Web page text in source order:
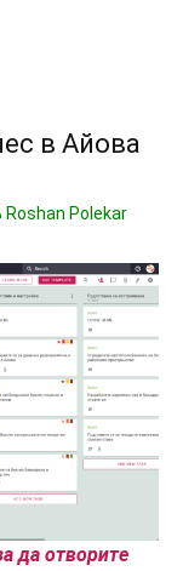
в Айова
Roshan Polekar
да отворите